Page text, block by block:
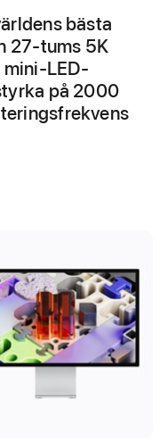
bästa
27-tums 5K
mini-LED-
på 2000